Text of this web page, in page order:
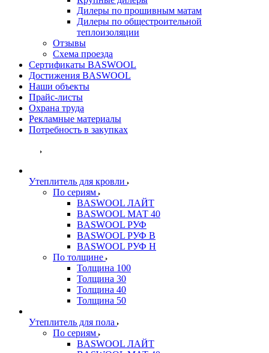
Дилеры по прошивным матам
Дилеры по общестроительной
теплоизоляции
Отзывы
Схема проезда
Сертификаты BASWOOL
Достижения BASWOOL
Наши объекты
Прайс-листы
Охрана труда
Рекламные материалы
Потребность в закупках
Утеплитель для кровли
По сериям
BASWOOL ЛАЙТ
BASWOOL МАТ 40
BASWOOL РУФ
BASWOOL РУФ В
BASWOOL РУФ Н
По толщине
Толщина 100
Толщина 30
Толщина 40
Толщина 50
Утеплитель для пола
По сериям
BASWOOL ЛАЙТ